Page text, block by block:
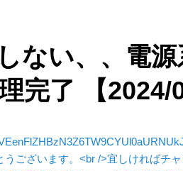
しない、、電
完了 【2024/